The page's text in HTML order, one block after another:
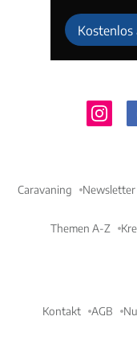
Kostenlos
Caravaning Newsletter
Themen A-Z
Kontakt AGB